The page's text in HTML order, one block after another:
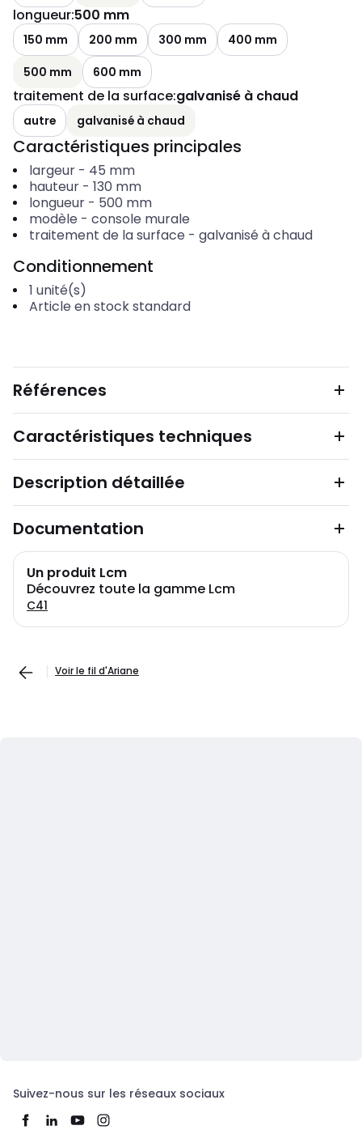
longueur:500 mm
150 mm 200 mm 300 mm
400 mm
500 mm
600 mm
traitement de la surface:galvanisé à chaud
autre galvanisé à chaud
Caractéristiques principales
largeur- 45 mm
hauteur- 130 mm
longueur- 500 mm
modèle - console murale
traitement de la surface - galvanisé à chaud
Conditionnement
1 unité(s)
Article en stock standard
Références
Caractéristiques techniques
Description détaillée
Documentation
Un produit Lcm
Découvrez toute la gamme Lcm
C41
Voir le fil d'Ariane
Suivez-nous sur les réseaux sociaux